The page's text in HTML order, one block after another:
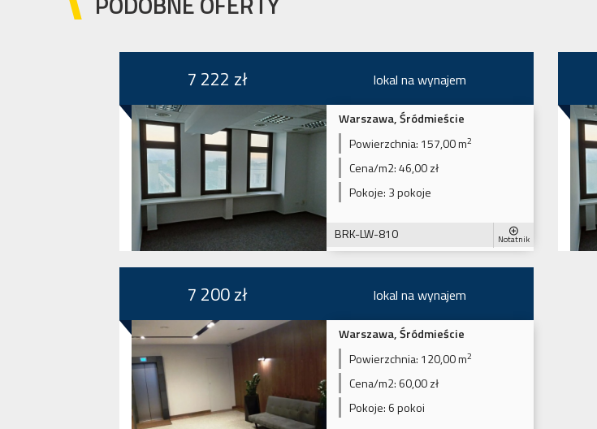
7 222 zł lokal na wynajem
Warszawa, Śródmieście
Powierzchnia: 157,00 m2
Cena/m2:46,00 zł
Pokoje: 3 pokoje
BRK-LW-810 Notatnik
7 200 zł lokal na wynajem
Warszawa, Śródmieście
Powierzchnia: 120,00 m2
Cena/m2:60,00 zł
Pokoje:6 pokoi